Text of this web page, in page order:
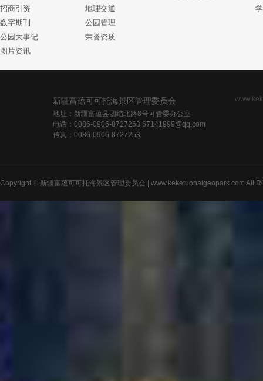
招商引资
数字期刊
公园大事记
图片资讯
地理交通
公园管理
荣誉资质
新疆富蕴可可托海景区管理委员会
地址：新疆富蕴县团结北路8号可管委办公室
电话：0086-0906-8727253 67141999@qq.com
传真：0086-0906-8727253
Copyright © 新疆富蕴可可托海景区管理委员会 | www.keketuohaigeopark.com All